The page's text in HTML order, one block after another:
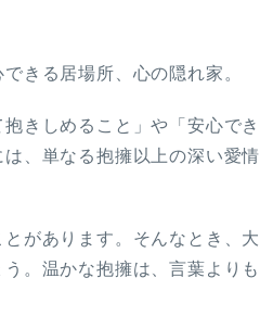
きる居場所、心の隠れ家。
きしめること」や「安心でき
、単なる抱擁以上の深い愛情
があります。そんなとき、大
。温かな抱擁は、言葉よりも